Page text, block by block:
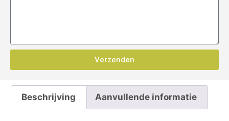
Verzenden
Beschrijving Aanvullende informatie